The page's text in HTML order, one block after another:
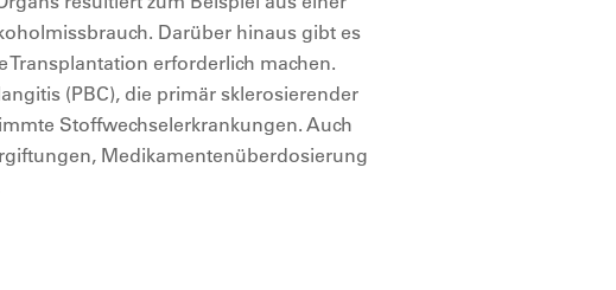
Darüber hinaus gibt es
Transplantation erforderlich machen.
(PBC), die primär sklerosierender
Stoffwechselerkrankungen. Auch
Medikamentenüberdosierung